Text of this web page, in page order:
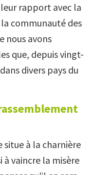
rapport avec la
communauté des
nous avons
que, depuis vingt-
divers pays du
situe à la charnière
à vaincre la misère